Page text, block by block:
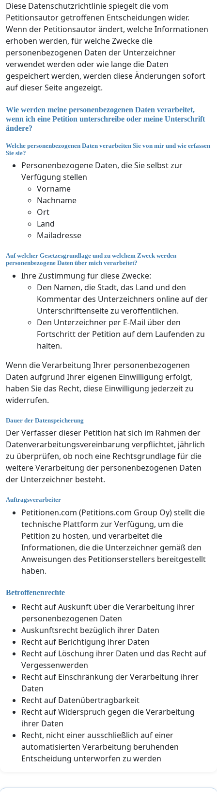
Diese Datenschutzrichtlinie spiegelt die vom
Petitionsautor getroffenen Entscheidungen wider.
Wenn der Petitionsautor ändert, welche Informationen
erhoben werden, für welche Zwecke die
personenbezogenen Daten der Unterzeichner
verwendet werden oder wie lange die Daten
gespeichert werden, werden diese Änderungen sofort
auf dieser Seite angezeigt.
Wie werden meine personenbezogenen Daten verarbeitet,
wenn ich eine Petition unterschreibe oder meine Unterschrift
ändere?
Welche personenbezogenen Daten verarbeiten Sie von mir und wie erfassen
Sie sie?
Personenbezogene Daten, die Sie selbst zur
Verfügung stellen
Vorname
Nachname
Ort
Land
Mailadresse
Auf welcher Gesetzesgrundlage und zu welchem Zweck werden
personenbezogene Daten über mich verarbeitet?
Ihre Zustimmung für diese Zwecke:
Den Namen, die Stadt, das Land und den
Kommentar des Unterzeichners online auf der
Unterschriftenseite zu veröffentlichen.
Den Unterzeichner per E-Mail über den
Fortschritt der Petition auf dem Laufenden zu
halten.
Wenn die Verarbeitung Ihrer personenbezogenen
Daten aufgrund Ihrer eigenen Einwilligung erfolgt,
haben Sie das Recht, diese Einwilligung jederzeit zu
widerrufen.
Dauer der Datenspeicherung
Der Verfasser dieser Petition hat sich im Rahmen der
Datenverarbeitungsvereinbarung verpflichtet, jährlich
zu überprüfen, ob noch eine Rechtsgrundlage für die
weitere Verarbeitung der personenbezogenen Daten
der Unterzeichner besteht.
Auftragsverarbeiter
Petitionen.com (Petitions.com Group Oy) stellt die
technische Plattform zur Verfügung, um die
Petition zu hosten, und verarbeitet die
Informationen, die die Unterzeichner gemäß den
Anweisungen des Petitionserstellers bereitgestellt
haben.
Betroffenenrechte
Recht auf Auskunft über die Verarbeitung ihrer
personenbezogenen Daten
Auskunftsrecht bezüglich ihrer Daten
Recht auf Berichtigung ihrer Daten
Recht auf Löschung ihrer Daten und das Recht auf
Vergessenwerden
Recht auf Einschränkung der Verarbeitung ihrer
Daten
Recht auf Datenübertragbarkeit
Recht auf Widerspruch gegen die Verarbeitung
ihrer Daten
Recht, nicht einer ausschließlich auf einer
automatisierten Verarbeitung beruhenden
Entscheidung unterworfen zu werden